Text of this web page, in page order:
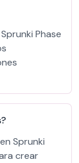
Phase
Sprunki
crear